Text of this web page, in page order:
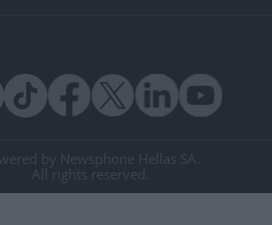
by Newsphone Hellas SA.
All rights reserved.